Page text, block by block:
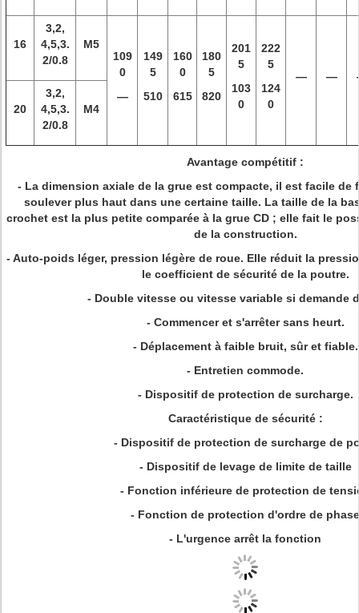
16
3,2,
4,5,3.
2/0.8
M5
109
0
—
149
5
510
160
0
615
180
5
820
201
5
103
0
222
5
124
0
— —
20
3,2,
4,5,3.
2/0.8
M4
Avantage compétitif :
- La dimension axiale de la grue est compacte, il est facile de
soulever plus haut dans une certaine taille. La taille de la
crochet est la plus petite comparée à la grue CD ; elle fait le
de la construction.
- Auto-poids léger, pression légère de roue. Elle réduit la
le coefficient de sécurité de la poutre.
- Double vitesse ou vitesse variable si demande
- Commencer et s'arrêter sans heurt.
- Déplacement à faible bruit, sûr et fiable.
- Entretien commode.
- Dispositif de protection de surcharge.
Caractéristique de sécurité :
- Dispositif de protection de surcharge de
- Dispositif de levage de limite de taille
- Fonction inférieure de protection de
- Fonction de protection d'ordre de phase
- L'urgence arrêt la fonction